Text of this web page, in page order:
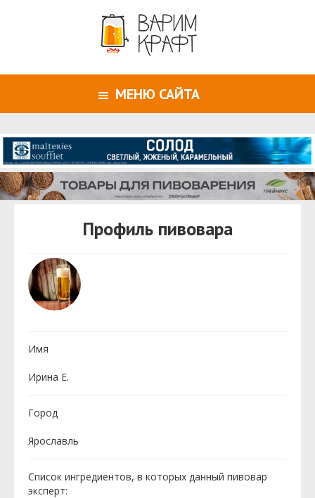
МЕНЮ САЙТА
Профиль пивовара
Имя
Ирина Е.
Город
Ярославль
Список ингредиентов, в которых данный пивовар
эксперт: